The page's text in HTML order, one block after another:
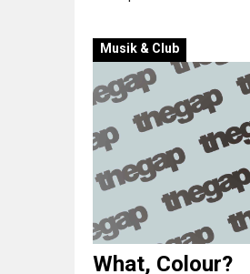
Musik & Club
What, Colour?